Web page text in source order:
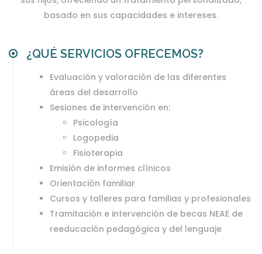
basado en sus capacidades e intereses.
¿QUÉ SERVICIOS OFRECEMOS?
Evaluación y valoración de las diferentes
áreas del desarrollo
Sesiones de intervención en:
Psicología
Logopedia
Fisioterapia
Emisión de informes clínicos
Orientación familiar
Cursos y talleres para familias y profesionales
Tramitación e intervención de becas NEAE de
reeducación pedagógica y del lenguaje